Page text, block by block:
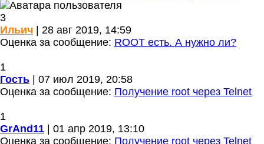
3
Ильич
| 28 авг 2019, 14:59
Оценка за сообщение: ROOT есть. А нужно ли?
1
Гость
| 07 июл 2019, 20:58
Оценка за сообщение: Получение root через Telnet
1
GrAnd11
| 01 апр 2019, 13:10
Оценка за сообщение: Получение root через Telnet